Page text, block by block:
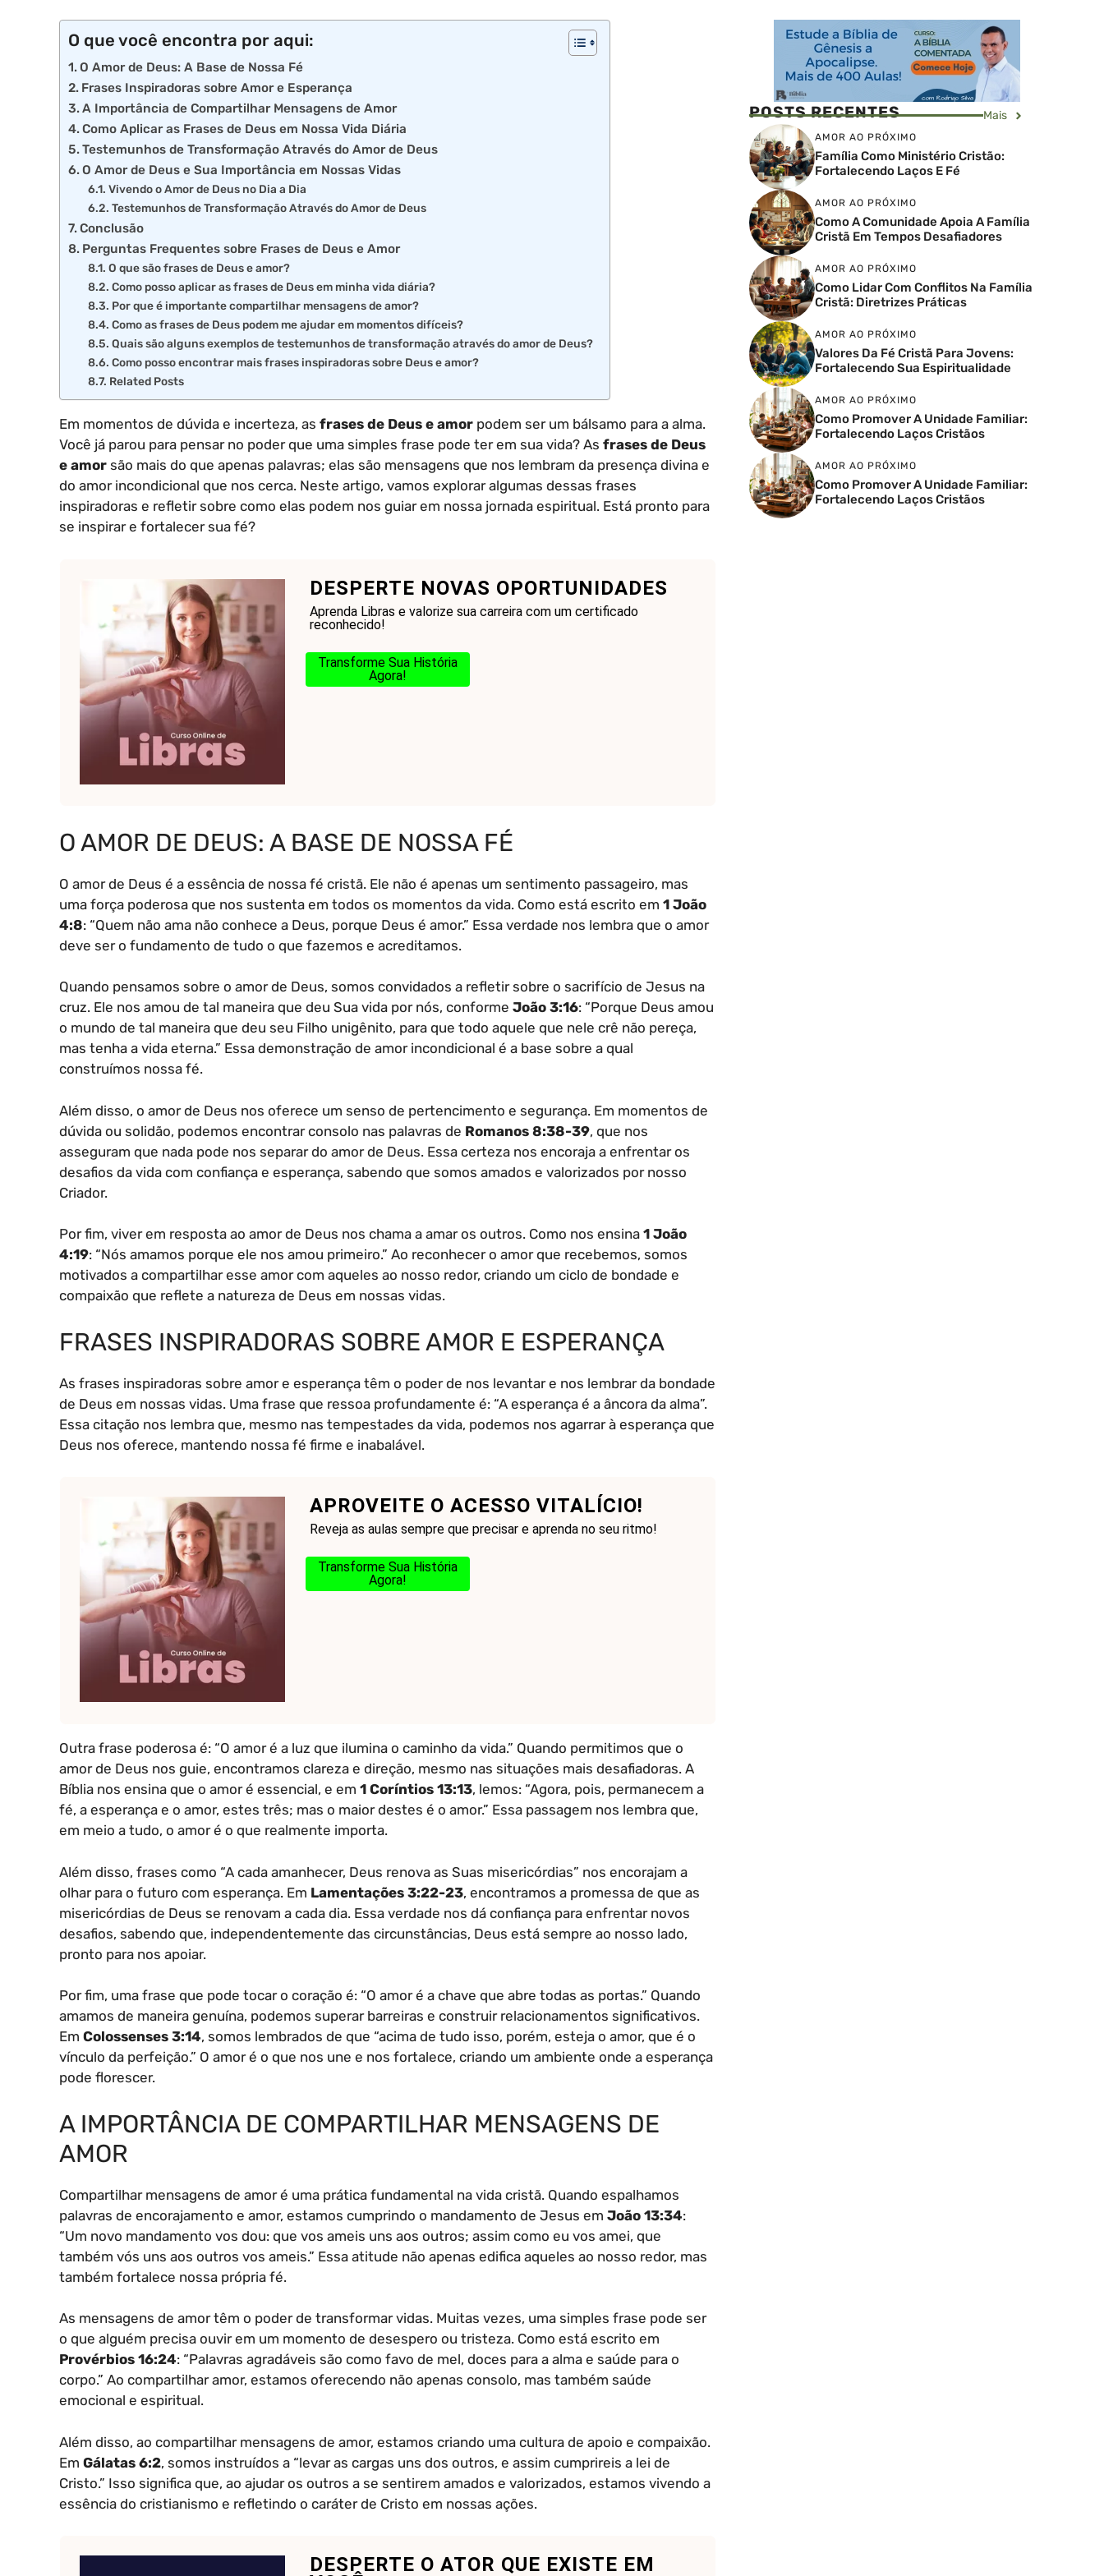
O que você encontra por aqui:
O Amor de Deus: A Base de Nossa Fé
Frases Inspiradoras sobre Amor e Esperança
A Importância de Compartilhar Mensagens de Amor
Como Aplicar as Frases de Deus em Nossa Vida Diária
Testemunhos de Transformação Através do Amor de Deus
O Amor de Deus e Sua Importância em Nossas Vidas
Vivendo o Amor de Deus no Dia a Dia
Testemunhos de Transformação Através do Amor de Deus
Conclusão
Perguntas Frequentes sobre Frases de Deus e Amor
O que são frases de Deus e amor?
Como posso aplicar as frases de Deus em minha vida diária?
Por que é importante compartilhar mensagens de amor?
Como as frases de Deus podem me ajudar em momentos difíceis?
Quais são alguns exemplos de testemunhos de transformação através do amor de Deus?
Como posso encontrar mais frases inspiradoras sobre Deus e amor?
Related Posts
Em momentos de dúvida e incerteza, as frases de Deus e amor podem ser um bálsamo para a alma.
Você já parou para pensar no poder que uma simples frase pode ter em sua vida? As frases de Deus
e amor são mais do que apenas palavras; elas são mensagens que nos lembram da presença divina e
do amor incondicional que nos cerca. Neste artigo, vamos explorar algumas dessas frases
inspiradoras e refletir sobre como elas podem nos guiar em nossa jornada espiritual. Está pronto para
se inspirar e fortalecer sua fé?
DESPERTE NOVAS OPORTUNIDADES
Aprenda Libras e valorize sua carreira com um certificado
reconhecido!
Transforme Sua História
Agora!
O AMOR DE DEUS: A BASE DE NOSSA FÉ
O amor de Deus é a essência de nossa fé cristã. Ele não é apenas um sentimento passageiro, mas
uma força poderosa que nos sustenta em todos os momentos da vida. Como está escrito em 1 João
4:8: “Quem não ama não conhece a Deus, porque Deus é amor.” Essa verdade nos lembra que o amor
deve ser o fundamento de tudo o que fazemos e acreditamos.
Quando pensamos sobre o amor de Deus, somos convidados a refletir sobre o sacrifício de Jesus na
cruz. Ele nos amou de tal maneira que deu Sua vida por nós, conforme João 3:16: “Porque Deus amou
o mundo de tal maneira que deu seu Filho unigênito, para que todo aquele que nele crê não pereça,
mas tenha a vida eterna.” Essa demonstração de amor incondicional é a base sobre a qual
construímos nossa fé.
Além disso, o amor de Deus nos oferece um senso de pertencimento e segurança. Em momentos de
dúvida ou solidão, podemos encontrar consolo nas palavras de Romanos 8:38-39, que nos
asseguram que nada pode nos separar do amor de Deus. Essa certeza nos encoraja a enfrentar os
desafios da vida com confiança e esperança, sabendo que somos amados e valorizados por nosso
Criador.
Por fim, viver em resposta ao amor de Deus nos chama a amar os outros. Como nos ensina 1 João
4:19: “Nós amamos porque ele nos amou primeiro.” Ao reconhecer o amor que recebemos, somos
motivados a compartilhar esse amor com aqueles ao nosso redor, criando um ciclo de bondade e
compaixão que reflete a natureza de Deus em nossas vidas.
FRASES INSPIRADORAS SOBRE AMOR E ESPERANÇA
As frases inspiradoras sobre amor e esperança têm o poder de nos levantar e nos lembrar da bondade
de Deus em nossas vidas. Uma frase que ressoa profundamente é: “A esperança é a âncora da alma”.
Essa citação nos lembra que, mesmo nas tempestades da vida, podemos nos agarrar à esperança que
Deus nos oferece, mantendo nossa fé firme e inabalável.
APROVEITE O ACESSO VITALÍCIO!
Reveja as aulas sempre que precisar e aprenda no seu ritmo!
Transforme Sua História
Agora!
Outra frase poderosa é: “O amor é a luz que ilumina o caminho da vida.” Quando permitimos que o
amor de Deus nos guie, encontramos clareza e direção, mesmo nas situações mais desafiadoras. A
Bíblia nos ensina que o amor é essencial, e em 1 Coríntios 13:13, lemos: “Agora, pois, permanecem a
fé, a esperança e o amor, estes três; mas o maior destes é o amor.” Essa passagem nos lembra que,
em meio a tudo, o amor é o que realmente importa.
Além disso, frases como “A cada amanhecer, Deus renova as Suas misericórdias” nos encorajam a
olhar para o futuro com esperança. Em Lamentações 3:22-23, encontramos a promessa de que as
misericórdias de Deus se renovam a cada dia. Essa verdade nos dá confiança para enfrentar novos
desafios, sabendo que, independentemente das circunstâncias, Deus está sempre ao nosso lado,
pronto para nos apoiar.
Por fim, uma frase que pode tocar o coração é: “O amor é a chave que abre todas as portas.” Quando
amamos de maneira genuína, podemos superar barreiras e construir relacionamentos significativos.
Em Colossenses 3:14, somos lembrados de que “acima de tudo isso, porém, esteja o amor, que é o
vínculo da perfeição.” O amor é o que nos une e nos fortalece, criando um ambiente onde a esperança
pode florescer.
A IMPORTÂNCIA DE COMPARTILHAR MENSAGENS DE
AMOR
Compartilhar mensagens de amor é uma prática fundamental na vida cristã. Quando espalhamos
palavras de encorajamento e amor, estamos cumprindo o mandamento de Jesus em João 13:34:
“Um novo mandamento vos dou: que vos ameis uns aos outros; assim como eu vos amei, que
também vós uns aos outros vos ameis.” Essa atitude não apenas edifica aqueles ao nosso redor, mas
também fortalece nossa própria fé.
As mensagens de amor têm o poder de transformar vidas. Muitas vezes, uma simples frase pode ser
o que alguém precisa ouvir em um momento de desespero ou tristeza. Como está escrito em
Provérbios 16:24: “Palavras agradáveis são como favo de mel, doces para a alma e saúde para o
corpo.” Ao compartilhar amor, estamos oferecendo não apenas consolo, mas também saúde
emocional e espiritual.
Além disso, ao compartilhar mensagens de amor, estamos criando uma cultura de apoio e compaixão.
Em Gálatas 6:2, somos instruídos a “levar as cargas uns dos outros, e assim cumprireis a lei de
Cristo.” Isso significa que, ao ajudar os outros a se sentirem amados e valorizados, estamos vivendo a
essência do cristianismo e refletindo o caráter de Cristo em nossas ações.
DESPERTE O ATOR QUE EXISTE EM
POSTS RECENTES Mais
AMOR AO PRÓXIMO
Família Como Ministério Cristão:
Fortalecendo Laços E Fé
AMOR AO PRÓXIMO
Como A Comunidade Apoia A Família
Cristã Em Tempos Desafiadores
AMOR AO PRÓXIMO
Como Lidar Com Conflitos Na Família
Cristã: Diretrizes Práticas
AMOR AO PRÓXIMO
Valores Da Fé Cristã Para Jovens:
Fortalecendo Sua Espiritualidade
AMOR AO PRÓXIMO
Como Promover A Unidade Familiar:
Fortalecendo Laços Cristãos
AMOR AO PRÓXIMO
Como Promover A Unidade Familiar:
Fortalecendo Laços Cristãos